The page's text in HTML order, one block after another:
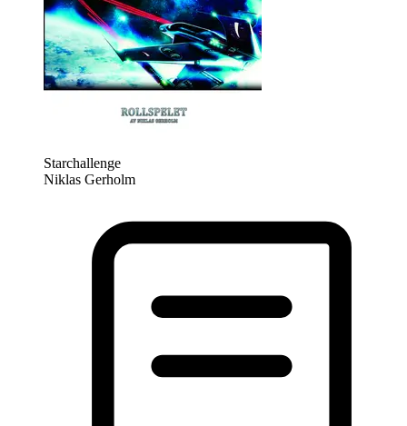
Starchallenge
Niklas Gerholm